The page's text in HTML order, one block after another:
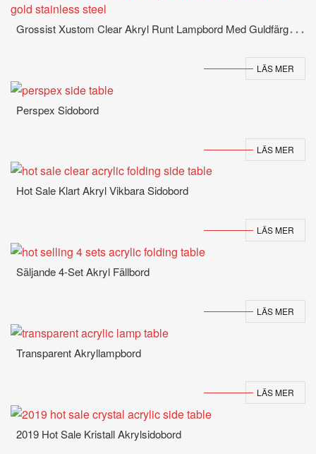
G
Rossist Xustom Clear Akryl Runt Lampbord Med Guldfärgat Rostfritt Stål
LÄS MER
Perspex Sidobord
LÄS MER
Hot Sale Klart Akryl Vikbara Sidobord
LÄS MER
Säljande 4-Set Akryl Fällbord
LÄS MER
Transparent Akryllampbord
LÄS MER
2019 Hot Sale Kristall Akrylsidobord